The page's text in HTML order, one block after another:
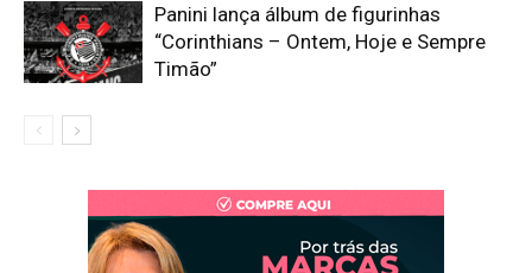
Panini lança álbum de figurinhas
“Corinthians – Ontem, Hoje e Sempre
Timão”